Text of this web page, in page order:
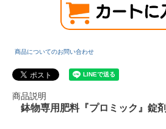
商品についてのお問い合わせ
商品説明
鉢物専用肥料『プロミック』錠剤